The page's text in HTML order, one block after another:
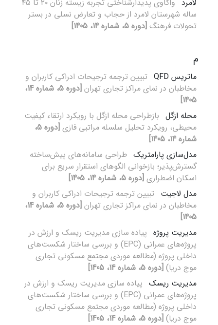
لامرد
واکاوی پدیدارشناختی تجربه زیسته زنان ۲۰ تا ۴۵
ساله شهرستان لامرد از حجاب و تعارض نسلی در بستر
تحولات فرهنگ [دوره 5، شماره 14، 1405]
م
ماتریس QFD
تبیین ترجمه ترجیحات ادراکی کاربران و
مخاطبان در نمای مراکز تجاری تهران
[دوره 5، شماره 14،
1405]
محله ازگل بازطراحی محله ازگل با رویکرد ارتقاء کیفیت
محیطی، رویکرد تحلیل سلسله مراتبی فازی
[دوره 5،
شماره 14، 1405]
مدل‌سازی پارامتریک طراحی سامانه‌های پیش‌ساخته
گسترش‌پذیر؛ بازخوانی الگوهای استقرار سریع برای
اسکان اضطراری [دوره 5، شماره 14، 1405]
مدل لاجیت تبیین ترجمه ترجیحات ادراکی کاربران و
مخاطبان در نمای مراکز تجاری تهران
[دوره 5، شماره 14،
1405]
مدیریت پروژه پیاده سازی مدیریت ریسک و ارزش در
پروژه‌های عمرانی (EPC) و بررسی ساختار شکست‌های
داخلی پروژه (مطالعه موردی مجتمع مسکونی تجاری
موج دریا) [دوره 5، شماره 14، 1405]
مدیریت ریسک پیاده سازی مدیریت ریسک و ارزش در
پروژه‌های عمرانی (EPC) و بررسی ساختار شکست‌های
داخلی پروژه (مطالعه موردی مجتمع مسکونی تجاری
موج دریا) [دوره 5، شماره 14، 1405]